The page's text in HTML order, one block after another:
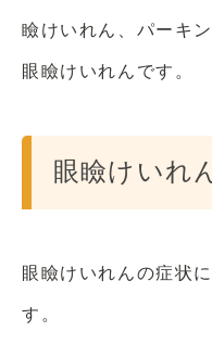
瞼けいれん、パーキ
眼瞼けいれんです。
眼瞼けいれ
眼瞼けいれんの症状
す。